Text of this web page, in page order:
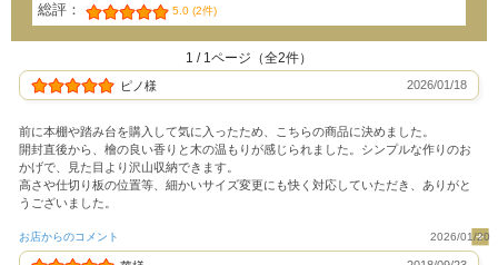
総評： 5.0 (2件)
1 / 1ページ（全2件）
ピノ様 2026/01/18
前に本棚や踏み台を購入して気に入ったため、こちらの商品に決めました。
開封直後から、檜の良い香りと木の温もりが感じられました。シンプルな作りのお
かげで、見た目より沢山収納できます。
高さや仕切り板の位置等、細かいサイズ変更にも快く対応していただき、ありがと
うございました。
お店からのコメント 2026/01/20